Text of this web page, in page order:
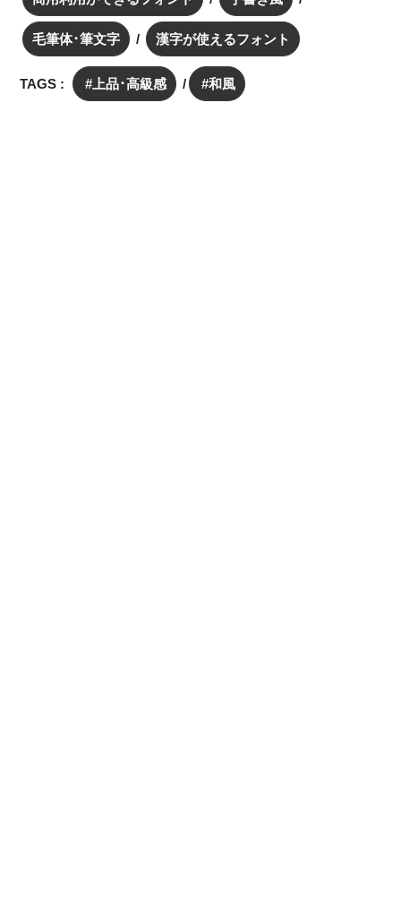
毛筆体･筆文字 漢字が使えるフォント
TAGS : 上品･高級感 和風